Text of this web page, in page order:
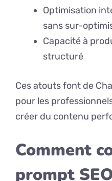
Optimisation
sans sur-
Capacité à
structuré
Ces atouts font de
pour les
créer du contenu
Comment
prompt